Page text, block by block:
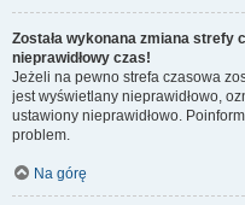
Została wykonana zmiana strefy
nieprawidłowy czas!
Jeżeli na pewno strefa czasowa
jest wyświetlany nieprawidłowo,
ustawiony nieprawidłowo.
problem.
Na górę